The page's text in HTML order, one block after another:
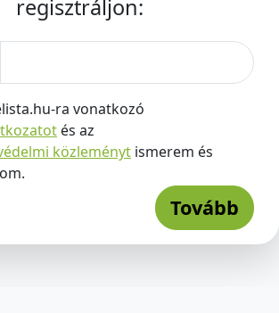
regisztráljon:
ra vonatkozó
és az
közleményt ismerem és
Tovább